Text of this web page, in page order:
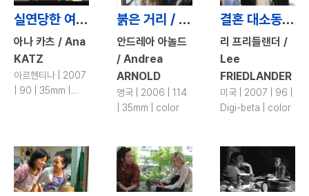
실연당한 여자의 여행 / A Stray Girlfriend
아나 카츠 / Ana
KATZ
아르헨티나 | 2007
| 90 | 35mm |
붉은 거리 / Red Road
안드레아 아놀드
/ Andrea
ARNOLD
영국 | 2006 | 114
| 35mm | color
결혼 대소동 / Out at the Wedding
리 프리들랜더 /
Lee
FRIEDLANDER
미국 | 2007 | 96 |
Digi-beta | color